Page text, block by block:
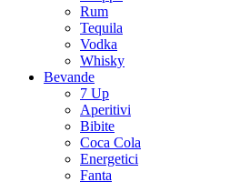
Rum
Tequila
Vodka
Whisky
Bevande
7 Up
Aperitivi
Bibite
Coca Cola
Energetici
Fanta